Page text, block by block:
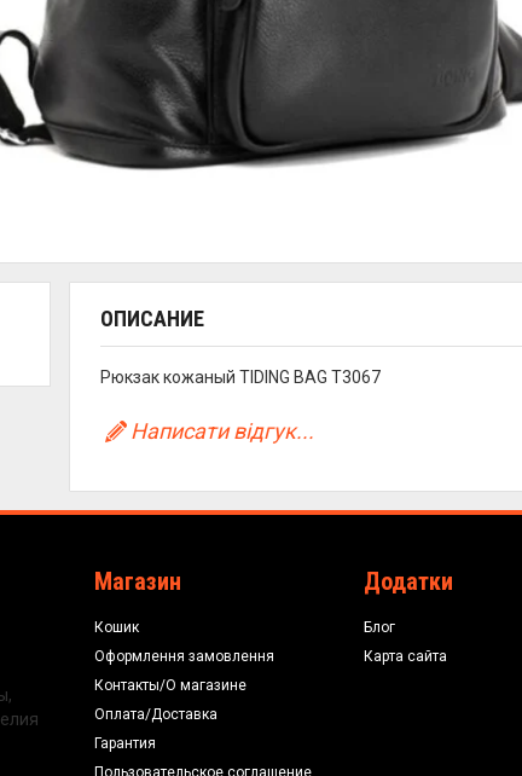
ОПИСАНИЕ
Рюкзак кожаный TIDING BAG T3067
Написати відгук...
Магазин
Кошик
Оформлення замовлення
Контакты/О магазине
Оплата/Доставка
Гарантия
Пользовательское соглашение
Додатки
Блог
Карта сайта